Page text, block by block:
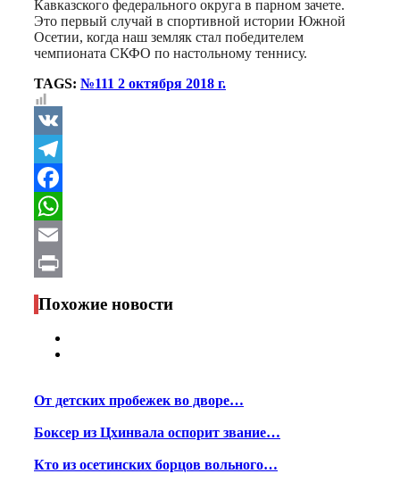
Кавказского федерального округа в парном зачете.
Это первый случай в спортивной истории Южной
Осетии, когда наш земляк стал победителем
чемпионата СКФО по настольному теннису.
TAGS: №111 2 октября 2018 г.
VK
Telegram
Facebook
WhatsApp
Email
Print
Похожие новости
От детских пробежек во дворе…
Боксер из Цхинвала оспорит звание…
Кто из осетинских борцов вольного…